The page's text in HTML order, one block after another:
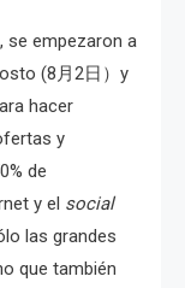
se empezaron a
(8月2日）y
hacer
y
de
y el social
las grandes
que también